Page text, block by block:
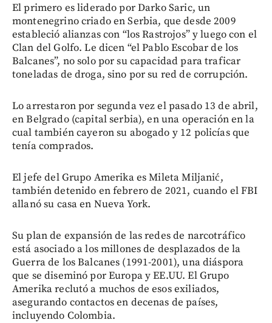
El primero es liderado por Darko Saric, un
montenegrino criado en Serbia, que desde 2009
estableció alianzas con “los Rastrojos” y luego con el
Clan del Golfo. Le dicen “el Pablo Escobar de los
Balcanes”, no solo por su capacidad para traficar
toneladas de droga, sino por su red de corrupción.
Lo arrestaron por segunda vez el pasado 13 de abril,
en Belgrado (capital serbia), en una operación en la
cual también cayeron su abogado y 12 policías que
tenía comprados.
El jefe del Grupo Amerika es Mileta Miljanić,
también detenido en febrero de 2021, cuando el FBI
allanó su casa en Nueva York.
Su plan de expansión de las redes de narcotráfico
está asociado a los millones de desplazados de la
Guerra de los Balcanes (1991-2001), una diáspora
que se diseminó por Europa y EE.UU. El Grupo
Amerika reclutó a muchos de esos exiliados,
asegurando contactos en decenas de países,
incluyendo Colombia.